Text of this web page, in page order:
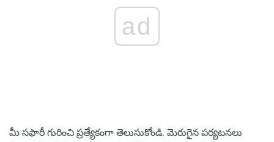
ad
మీ సఫారీ గురించి ప్రత్యేకంగా తెలుసుకోండి. మెరుగైన పర్యటనలు